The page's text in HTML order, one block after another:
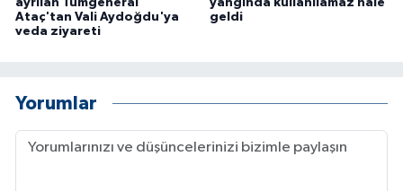
ayrılan Tümgeneral
Ataç'tan Vali Aydoğdu'ya
veda ziyareti
yangında kullanılamaz hale
geldi
Yorumlar